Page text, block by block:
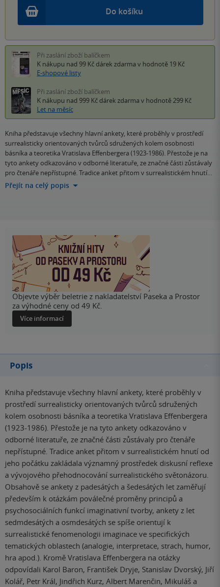
Do košíku
Při zaslání zboží balíčkem
K nákupu nad 99 Kč dárek zdarma v hodnotě 19 Kč
E-shopové listy
Při zaslání zboží balíčkem
K nákupu nad 999 Kč dárek zdarma v hodnotě 299 Kč
Let na měsíc
Kniha představuje všechny hlavní ankety, které proběhly v prostředí
surrealisticky orientovaných tvůrců sdružených kolem osobnosti
básníka a teoretika Vratislava Effenbergera (1923-1986). Přestože je na
tyto ankety odkazováno v odborné literatuře, ze značné části zůstávaly
pro čtenáře nepřístupné. Tradice anket přitom v surrealistickém hnutí…
Přejít na celý popis
Objevte výběr beletrie z nakladatelství Paseka a Prostor
za výhodné ceny od 49 Kč.
Více informací
Popis
Kniha představuje všechny hlavní ankety, které proběhly v
prostředí surrealisticky orientovaných tvůrců sdružených
kolem osobnosti básníka a teoretika Vratislava Effenbergera
(1923-1986). Přestože je na tyto ankety odkazováno v
odborné literatuře, ze značné části zůstávaly pro čtenáře
nepřístupné. Tradice anket přitom v surrealistickém hnutí od
jeho počátku zakládala významný prostředek diskusní reflexe
a vývojového přehodnocování surrealistického světonázoru.
Obsahově se ankety z padesátých a šedesátých let zaměřují
především k otázkám poválečné proměny principů a
psychosociálních funkcí imaginativní tvorby, ankety z let
sedmdesátých a osmdesátých se spíše orientují k
surrealistické fenomenologii imaginace ve specifických
tematických oblastech (analogie, interpretace, strach, humor,
hra apod.). Kromě Vratislava Effenbergera na otázky
odpovídali Karol Baron, František Dryje, Stanislav Dvorský, Jiří
Kolář, Petr Král, Jindřich Kurz, Albert Marenčin, Mikuláš a